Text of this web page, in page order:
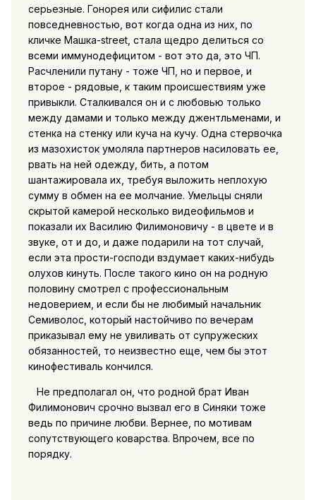
серьезные. Гонорея или сифилис стали
повседневностью, вот когда одна из них, по
кличке Машка-street, стала щедро делиться со
всеми иммунодефицитом - вот это да, это ЧП.
Расчленили путану - тоже ЧП, но и первое, и
второе - рядовые, к таким происшествиям уже
привыкли. Сталкивался он и с любовью только
между дамами и только между джентльменами, и
стенка на стенку или куча на кучу. Одна стервочка
из мазохисток умоляла партнеров насиловать ее,
рвать на ней одежду, бить, а потом
шантажировала их, требуя выложить неплохую
сумму в обмен на ее молчание. Умельцы сняли
скрытой камерой несколько видеофильмов и
показали их Василию Филимоновичу - в цвете и в
звуке, от и до, и даже подарили на тот случай,
если эта прости-господи вздумает каких-нибудь
олухов кинуть. После такого кино он на родную
половину смотрел с профессиональным
недоверием, и если бы не любимый начальник
Семиволос, который настойчиво по вечерам
приказывал ему не увиливать от супружеских
обязанностей, то неизвестно еще, чем бы этот
кинофестиваль кончился.
Не предполагал он, что родной брат Иван
Филимонович срочно вызвал его в Синяки тоже
ведь по причине любви. Вернее, по мотивам
сопутствующего коварства. Впрочем, все по
порядку.